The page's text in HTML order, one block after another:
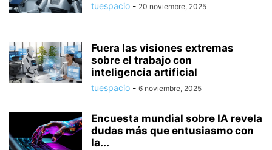
tuespacio - 20 noviembre, 2025
Fuera las visiones extremas
sobre el trabajo con
inteligencia artificial
tuespacio - 6 noviembre, 2025
Encuesta mundial sobre IA revela
dudas más que entusiasmo con
la...